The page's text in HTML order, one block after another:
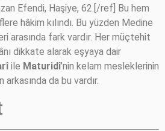
Efendi, Haşiye, 62.[/ref] Bu hem
hâkim kılındı. Bu yüzden Medine
arasında fark vardır. Her müçtehit
dikkate alarak eşyaya dair
ile Maturidî’nin kelam mesleklerinin
da bu vardır.